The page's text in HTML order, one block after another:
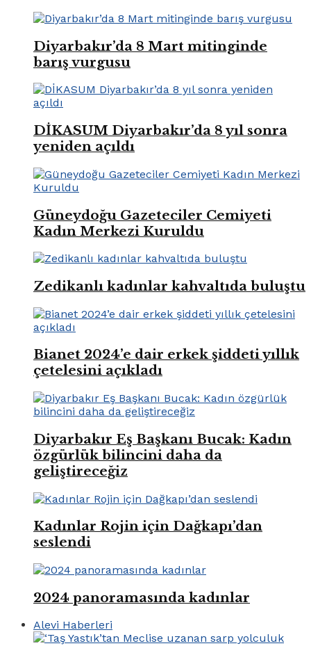
Diyarbakır’da 8 Mart mitinginde
barış vurgusu
DİKASUM Diyarbakır’da 8 yıl sonra
yeniden açıldı
Güneydoğu Gazeteciler Cemiyeti
Kadın Merkezi Kuruldu
Zedikanlı kadınlar kahvaltıda buluştu
Bianet 2024’e dair erkek şiddeti yıllık
çetelesini açıkladı
Diyarbakır Eş Başkanı Bucak: Kadın
özgürlük bilincini daha da
geliştireceğiz
Kadınlar Rojin için Dağkapı’dan
seslendi
2024 panoramasında kadınlar
Alevi Haberleri